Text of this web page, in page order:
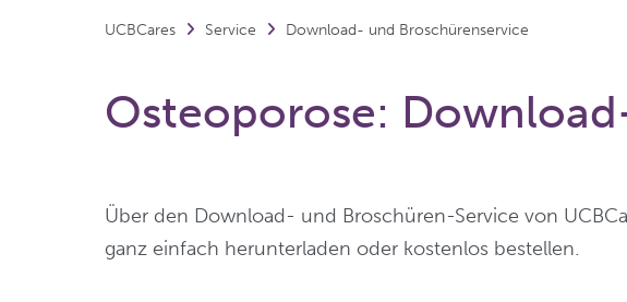
UCBCares Service Download- und Broschürenservice
Osteoporose:
Über den Download- und Broschüren-Service von
ganz einfach herunterladen oder kostenlos bestellen.